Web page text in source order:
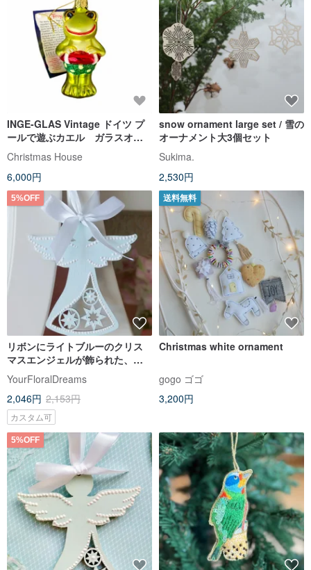
INGE-GLAS Vintage ドイツ プ
ールで遊ぶカエル ガラスオー
ナメント クリスマスオーナメ
ント
Christmas House
6,000円
snow ornament large set / 雪の
オーナメント大3個セット
Sukima.
2,530円
5%OFF
リボンにライトブルーのクリス
マスエンジェルが飾られた、天
使を吊るしたパーソナライズさ
れたギフト
YourFloralDreams
2,046円 2,153円
カスタム可
送料無料
Christmas white ornament
gogo ゴゴ
3,200円
5%OFF